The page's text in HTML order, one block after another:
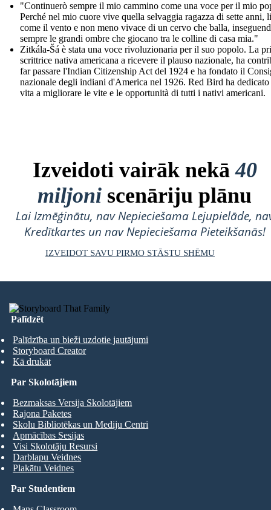
"Continuerò sempre il mio cammino come una voce per il mio
Perché nel mio cuore vive quella selvaggia ragazza di sette anni,
come il vento e non meno vivace di un cervo che balla,
sempre le grandi ombre che giocano tra le colline di casa mia."
Zitkála-Šá è stata una voce rivoluzionaria per il suo popolo. La
scrittrice nativa americana a ricevere il plauso nazionale, ha
far passare l'Indian Citizenship Act del 1924 e ha fondato il
nazionale degli indiani d'America nel 1926. Red Bird ha dedicato
vita a migliorare le vite e le opportunità di tutti i nativi americani.
Izveidoti vairāk nekā40
miljoni scenāriju plānu
Lai Izmēģinātu, nav Nepieciešama Lejupielāde,
Kredītkartes un nav Nepieciešama Pieteikšanās!
IZVEIDOT SAVU PIRMO STĀSTU SHĒMU
Palīdzēt
Palīdzība un bieži uzdotie jautājumi
Storyboard Creator
Kā drukāt
Par Studentiem
Par Skolotājiem
Bezmaksas Versija Skolotājiem
Rajona Paketes
Skolu Bibliotēkas un Mediju Centri
Apmācības Sesijas
Visi Skolotāju Resursi
Darblapu Veidnes
Plakātu Veidnes